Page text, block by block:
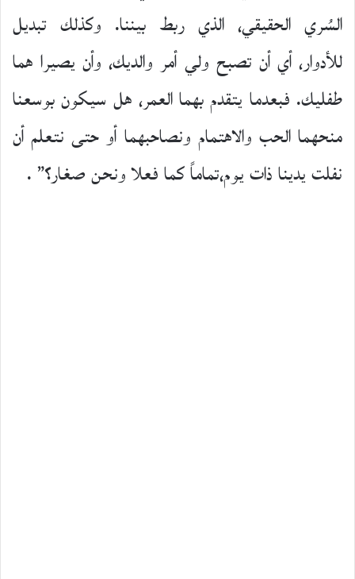
السُري الحقيقي، الذي ربط بيننا. وكذلك تبديل
للأدوار، أي أن تصبح ولي أمر والديك، وأن يصيرا هما
طفليك. فبعدما يتقدم بهما العمر، هل سيكون بوسعنا
منحهما الحب والاهتمام ونصاحبهما أو حتى نتعلم أن
نفلت يدينا ذات يوم،تماماً كما فعلا ونحن صغار؟” .